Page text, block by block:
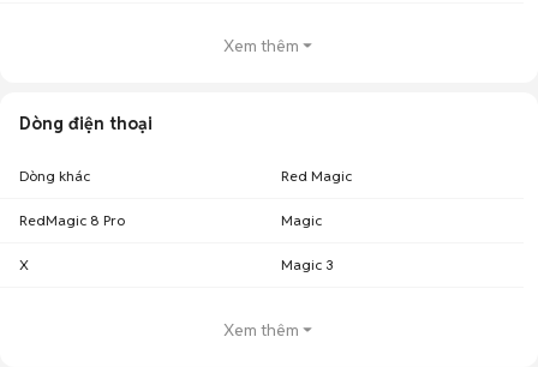
Xem thêm
Dòng điện thoại
Dòng khác Red Magic
RedMagic 8 Pro Magic
X Magic 3
Xem thêm